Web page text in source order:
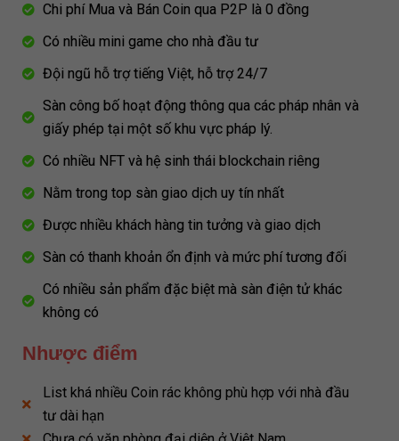
Chi phí Mua và Bán Coin qua P2P là 0 đồng
Có nhiều mini game cho nhà đầu tư
Đội ngũ hỗ trợ tiếng Việt, hỗ trợ 24/7
Sàn công bố hoạt động thông qua các pháp nhân và
giấy phép tại một số khu vực pháp lý.
Có nhiều NFT và hệ sinh thái blockchain riêng
Nằm trong top sàn giao dịch uy tín nhất
Được nhiều khách hàng tin tưởng và giao dịch
Sàn có thanh khoản ổn định và mức phí tương đối
Có nhiều sản phẩm đặc biệt mà sàn điện tử khác
không có
Nhược điểm
List khá nhiều Coin rác không phù hợp với nhà đầu
tư dài hạn